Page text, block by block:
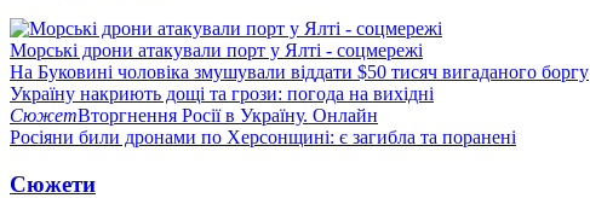
Морські дрони атакували порт у Ялті - соцмережі
На Буковині чоловіка змушували віддати $50 тисяч вигаданого боргу
Україну накриють дощі та грози: погода на вихідні
СюжетВторгнення Росії в Україну. Онлайн
Росіяни били дронами по Херсонщині: є загибла та поранені
Сюжети